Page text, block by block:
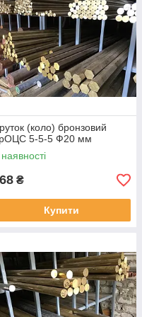
(коло) бронзовий
5-5-5 Ф20 мм
₴
Купити